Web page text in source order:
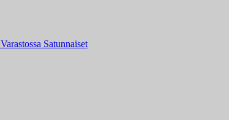
Varastossa Satunnaiset